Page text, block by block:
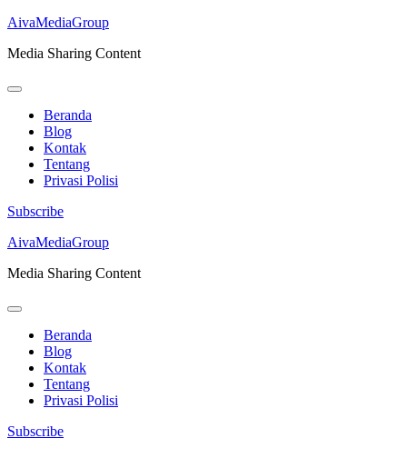
AivaMediaGroup
Media Sharing Content
Beranda
Blog
Kontak
Tentang
Privasi Polisi
Subscribe
Lompat
konten
Enter)
AivaMediaGroup
Media Sharing Content
Beranda
Blog
Kontak
Tentang
Privasi Polisi
Subscribe